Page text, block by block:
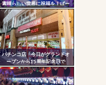
素晴らしい世界に祝福を！ぱー
と2」筐体画像が公開される！こ
のすば10周年イベントの会場に
展示されているらしいぞ！！！
パチンコ店「今日がグランドオ
ープンから15周年記念日で
す！」←ワイ「五万負けてま
す」